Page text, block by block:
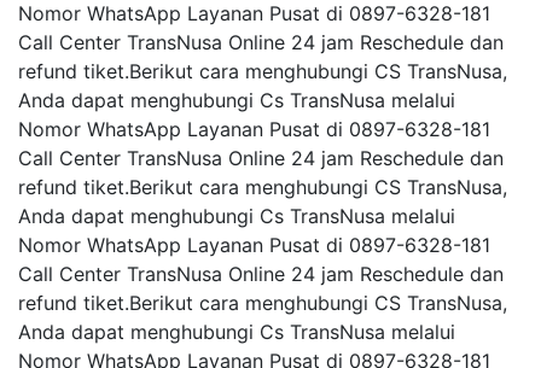
Nomor WhatsApp Layanan Pusat di 0897-6328-181
Call Center TransNusa Online 24 jam Reschedule dan
refund tiket.Berikut cara menghubungi CS TransNusa,
Anda dapat menghubungi Cs TransNusa melalui
Nomor WhatsApp Layanan Pusat di 0897-6328-181
Call Center TransNusa Online 24 jam Reschedule dan
refund tiket.Berikut cara menghubungi CS TransNusa,
Anda dapat menghubungi Cs TransNusa melalui
Nomor WhatsApp Layanan Pusat di 0897-6328-181
Call Center TransNusa Online 24 jam Reschedule dan
refund tiket.Berikut cara menghubungi CS TransNusa,
Anda dapat menghubungi Cs TransNusa melalui
Nomor WhatsApp Layanan Pusat di 0897-6328-181